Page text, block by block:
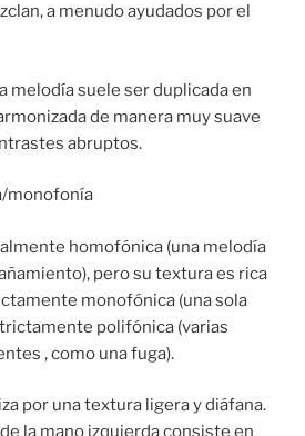
a menudo ayudados por el
melodía suele ser duplicada en
de manera muy suave
abruptos.
monofonía
homofónica (una melodía
pero su textura es rica
monofónica (una sola
polifónica (varias
, como una fuga).
por una textura ligera y diáfana.
la mano izquierda consiste en